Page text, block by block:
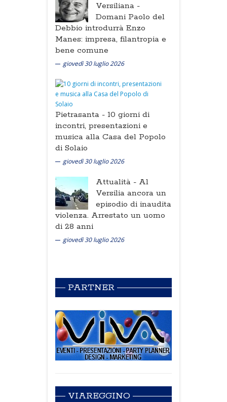
Versiliana -
Domani Paolo del
Debbio introdurrà Enzo
Manes: impresa, filantropia e
bene comune
giovedì 30 luglio 2026
Pietrasanta - 10 giorni di
incontri, presentazioni e
musica alla Casa del Popolo
di Solaio
giovedì 30 luglio 2026
Attualità - Al
Versilia ancora un
episodio di inaudita
violenza. Arrestato un uomo
di 28 anni
giovedì 30 luglio 2026
PARTNER
VIAREGGINO